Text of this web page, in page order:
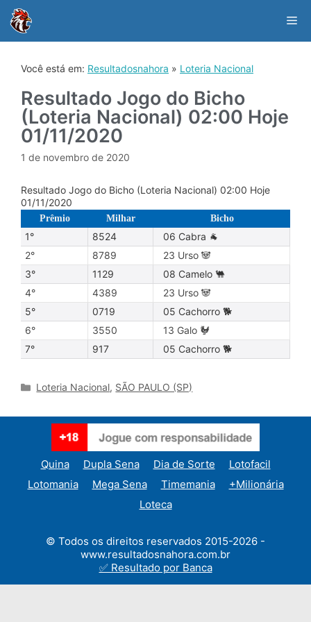
content
Você está em: Resultadosnahora » Loteria Nacional
Resultado Jogo do Bicho
(Loteria Nacional) 02:00 Hoje
01/11/2020
1 de novembro de 2020
Resultado Jogo do Bicho (Loteria Nacional) 02:00 Hoje
01/11/2020
Prêmio Milhar Bicho
1° 8524
06 Cabra 🐐
2°
8789
23 Urso 🐼
3°
1129
08 Camelo 🐫
4°
4389
23 Urso 🐼
5°
0719
05 Cachorro 🐕
6°
3550
13 Galo 🐓
7°
917 05 Cachorro 🐕
Categories
Loteria Nacional, SÃO PAULO (SP)
Quina Dupla Sena Dia de Sorte
Lotofacil
Lotomania
Mega Sena Timemania
+Milionária
Loteca
© Todos os direitos reservados 2015-2026 -
www.resultadosnahora.com.br
✅ Resultado por Banca